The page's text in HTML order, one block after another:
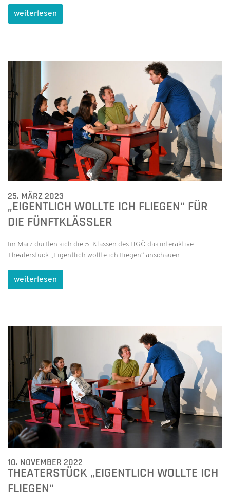
weiterlesen
25. MÄRZ 2023
„EIGENTLICH WOLLTE ICH FLIEGEN“ FÜR
DIE FÜNFTKLÄSSLER
Im März durften sich die 5. Klassen des HGÖ das interaktive
Theaterstück „Eigentlich wollte ich fliegen“ anschauen.
weiterlesen
10. NOVEMBER 2022
THEATERSTÜCK „EIGENTLICH WOLLTE ICH
FLIEGEN“